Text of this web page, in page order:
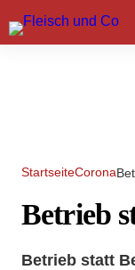
Marktführer
StartseiteCorona
Betrieb
Betrieb statt